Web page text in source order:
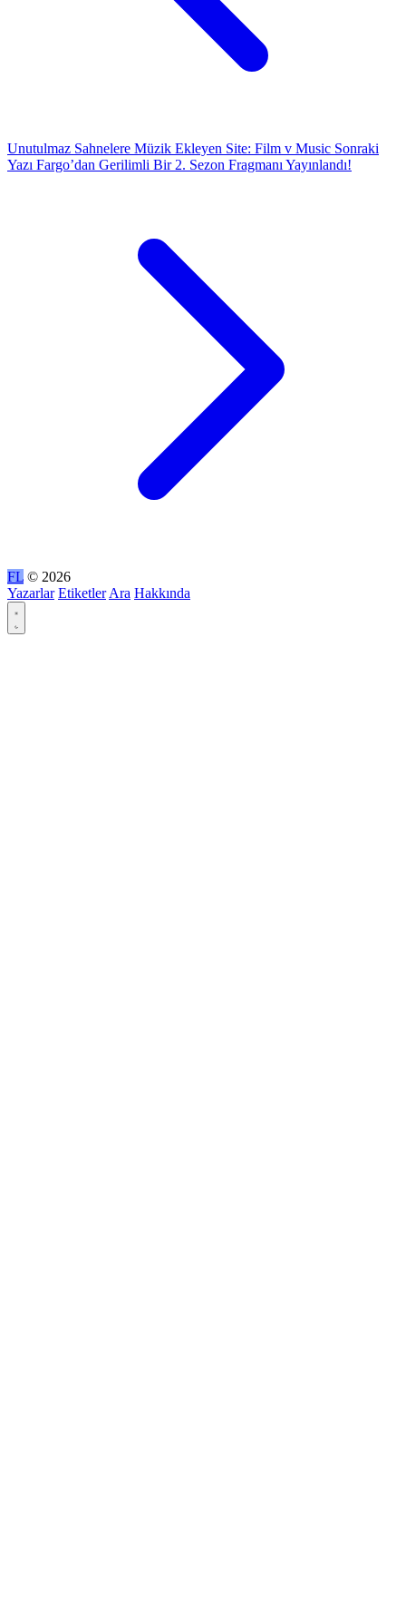
Unutulmaz Sahnelere Müzik Ekleyen Site: Film v Music Sonraki
Yazı Fargo’dan Gerilimli Bir 2. Sezon Fragmanı Yayınlandı!
FL © 2026
Yazarlar Etiketler Ara Hakkında